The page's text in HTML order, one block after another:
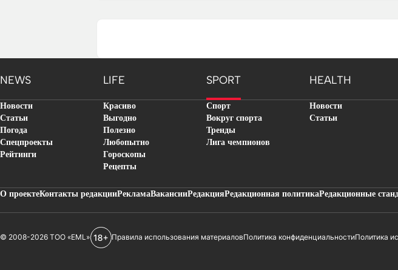
NEWS LIFE SPORT HEALTH
Новости
Статьи
Погода
Спецпроекты
Рейтинги
Красиво
Выгодно
Полезно
Любопытно
Гороскопы
Рецепты
Спорт
Вокруг спорта
Тренды
Лига чемпионов
Новости
Статьи
О проектеКонтакты редакцииРекламаВакансииРедакцияРедакционная политикаРедакционные
© 2008-2026 ТОО «EML» Правила использования материаловПолитика конфиденциальностиПолитика